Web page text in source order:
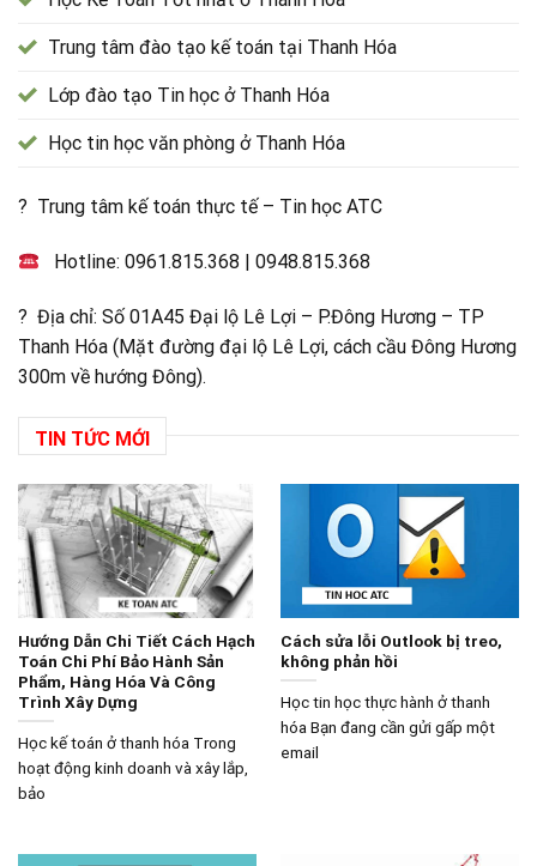
Trung tâm đào tạo kế toán tại Thanh Hóa
Lớp đào tạo Tin học ở Thanh Hóa
Học tin học văn phòng ở Thanh Hóa
? Trung tâm kế toán thực tế – Tin học ATC
Hotline:0961.815.368 |0948.815.368
? Địa chỉ: Số 01A45 Đại lộ Lê Lợi – P.Đông Hương – TP
Thanh Hóa (Mặt đường đại lộ Lê Lợi, cách cầu Đông Hương
300m về hướng Đông).
TIN TỨC MỚI
Hướng Dẫn Chi Tiết Cách Hạch
Toán Chi Phí Bảo Hành Sản
Phẩm, Hàng Hóa Và Công
Trình Xây Dựng
Học kế toán ở thanh hóa Trong
hoạt động kinh doanh và xây lắp,
bảo
Cách sửa lỗi Outlook bị treo,
không phản hồi
Học tin học thực hành ở thanh
hóa Bạn đang cần gửi gấp một
email